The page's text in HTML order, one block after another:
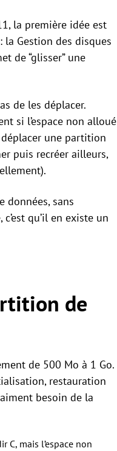
la première idée est
Gestion des disques
de “glisser” une
de les déplacer.
si l’espace non alloué
déplacer une partition
puis recréer ailleurs,
données, sans
qu’il en existe un
de
de 500 Mo à 1 Go.
restauration
besoin de la
mais l’espace non